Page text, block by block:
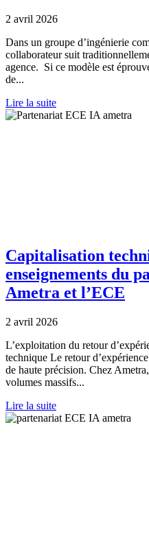
2 avril 2026
Dans un groupe d’ingénierie
collaborateur suit
agence. Si ce modèle est
de...
Lire la suite
Capitalisation
enseignements du
Ametra et l’ECE
2 avril 2026
L’exploitation du retour
technique Le retour
de haute précision. Chez
volumes massifs...
Lire la suite